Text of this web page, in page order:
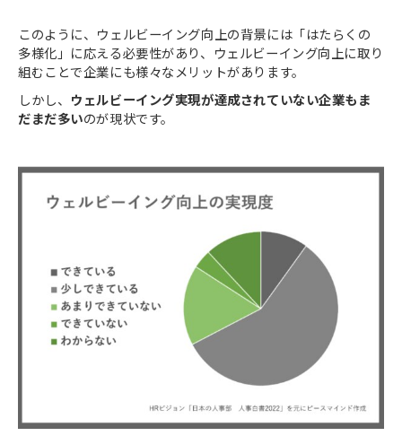
このように、ウェルビーイング向上の背景には「はたらくの
多様化」に応える必要性があり、ウェルビーイング向上に取り
組むことで企業にも様々なメリットがあります。
しかし、 ウェルビーイング実現が達成されていない企業もま
だまだ多いのが現状です。